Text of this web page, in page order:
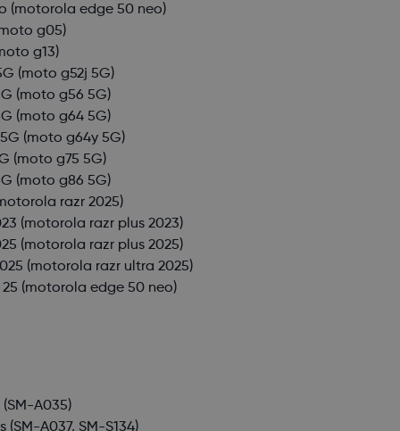
(motorola edge 50 neo)
g05)
g13)
(moto g52j 5G)
(moto g56 5G)
(moto g64 5G)
(moto g64y 5G)
(moto g75 5G)
(moto g86 5G)
razr 2025)
(motorola razr plus 2023)
(motorola razr plus 2025)
(motorola razr ultra 2025)
(motorola edge 50 neo)
(SM-A035)
(SM-A037, SM-S134)